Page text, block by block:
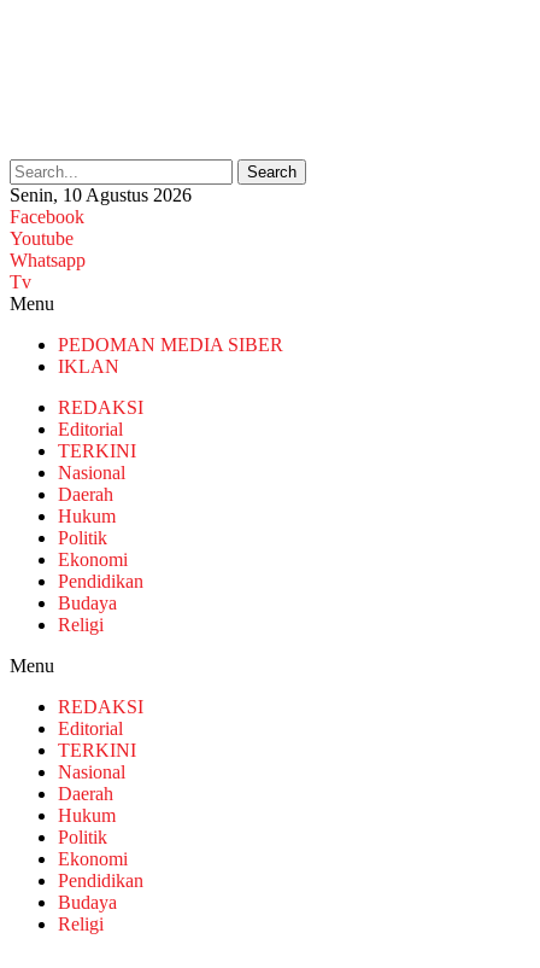
Search
Senin, 10 Agustus 2026
Facebook
Youtube
Whatsapp
Tv
Menu
PEDOMAN MEDIA SIBER
IKLAN
REDAKSI
Editorial
TERKINI
Nasional
Daerah
Hukum
Politik
Ekonomi
Pendidikan
Budaya
Religi
Menu
REDAKSI
Editorial
TERKINI
Nasional
Daerah
Hukum
Politik
Ekonomi
Pendidikan
Budaya
Religi